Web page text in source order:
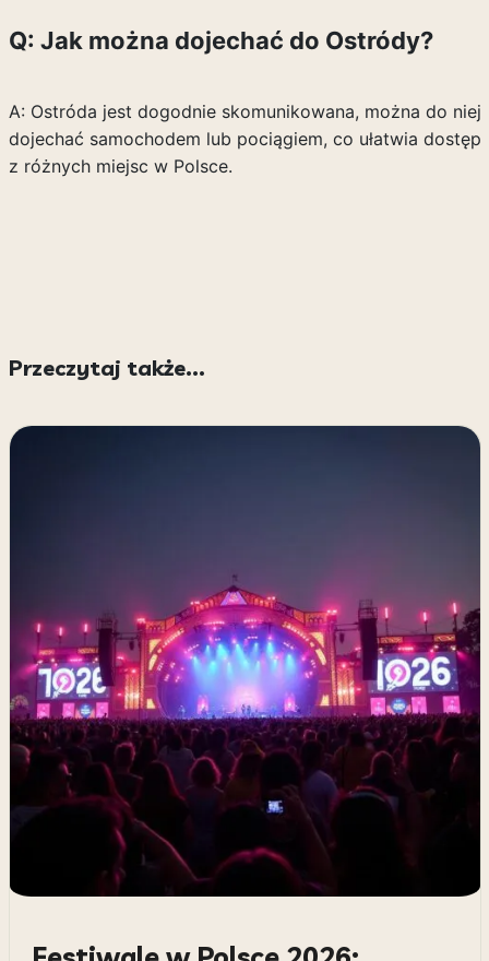
Q: Jak można dojechać do Ostródy?
A: Ostróda jest dogodnie skomunikowana, można do niej
dojechać samochodem lub pociągiem, co ułatwia dostęp
z różnych miejsc w Polsce.
Przeczytaj także...